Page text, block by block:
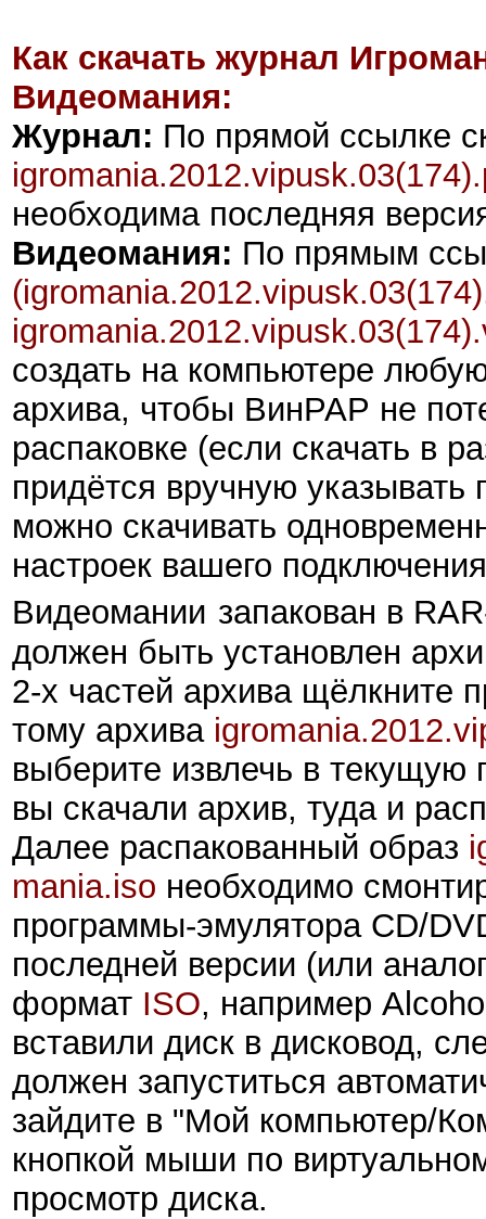
Как скачать журнал
Видеомания:
Журнал: По прямой ссылке
необходима последняя
Видеомания: По прямым
создать на компьютере
архива, чтобы ВинРАР не
распаковке (если скачать в
придётся вручную указывать
можно скачивать
настроек вашего
Видеомании запакован в
должен быть установлен
2-х частей архива щёлкните
тому архива
выберите извлечь в текущую
вы скачали архив, туда и
Далее распакованный образ
mania.iso необходимо
программы-эмулятора CD/
последней версии (или
формат ISO, например
вставили диск в дисковод,
должен запуститься
зайдите в "Мой компьютер/
кнопкой мыши по
просмотр диска.